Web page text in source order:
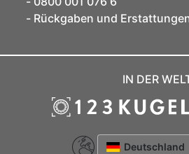
Rückgaben und
IN DER
Deutschland